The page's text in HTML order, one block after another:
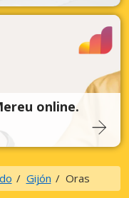
online.
Gijón Oras